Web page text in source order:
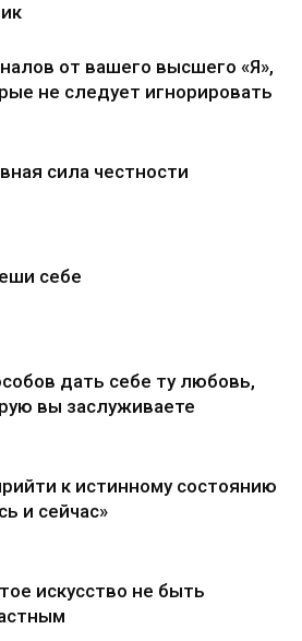
от вашего высшего «Я»,
не следует игнорировать
сила честности
себе
дать себе ту любовь,
вы заслуживаете
к истинному состоянию
и сейчас»
искусство не быть